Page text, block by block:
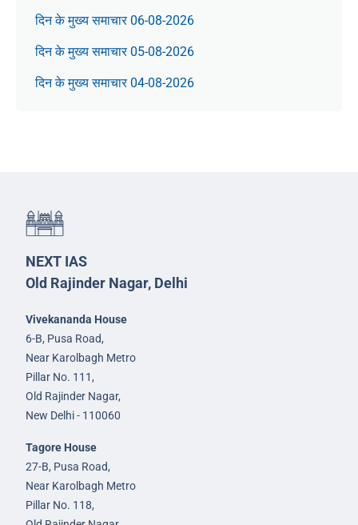
दिन के मुख्य समाचार 06-08-2026
दिन के मुख्य समाचार 05-08-2026
दिन के मुख्य समाचार 04-08-2026
NEXT IAS
Old Rajinder Nagar, Delhi
Vivekananda House
6-B, Pusa Road,
Near Karolbagh Metro
Pillar No. 111,
Old Rajinder Nagar,
New Delhi - 110060
Tagore House
27-B, Pusa Road,
Near Karolbagh Metro
Pillar No. 118,